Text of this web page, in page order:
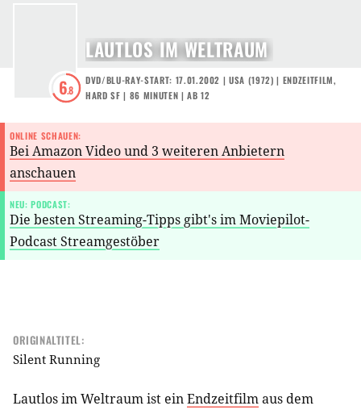
6.8
LAUTLOS IM WELTRAUM
DVD/BLU-RAY-START: 17.01.2002 |USA (1972) | ENDZEITFILM,
HARD SF | 86 MINUTEN |AB 12
ONLINE SCHAUEN:
Bei Amazon Video und 3 weiteren Anbietern
anschauen
NEU: PODCAST:
Die besten Streaming-Tipps gibt's im Moviepilot-
Podcast Streamgestöber
ORIGINALTITEL:
Silent Running
Lautlos im Weltraum ist einEndzeitfilmaus dem